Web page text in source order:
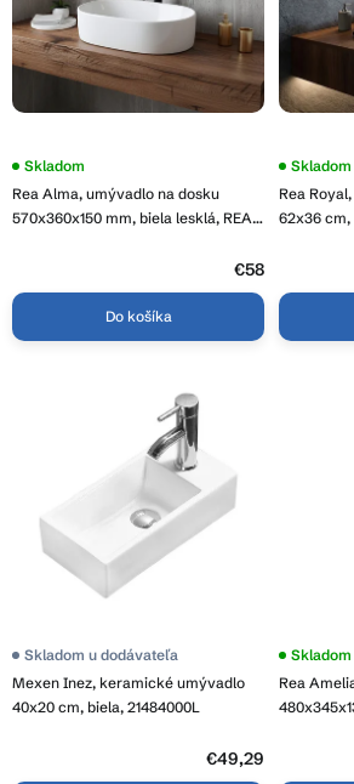
o
d
u
k
o
v
k
t
v
Rea Alma, umývadlo na dosku
570x360x150 mm, biela lesklá, REA-
Skladom
€58
Do košíka
Rea
62x36 cm,
Priemerné
produktu
je
Skladom
Mexen Inez, keramické umývadlo
40x20 cm, biela, 21484000L
Priemerné
produktu
je
Skladom u dodávateľa
€49,29
Rea
Priemerné
produktu
je
Skladom